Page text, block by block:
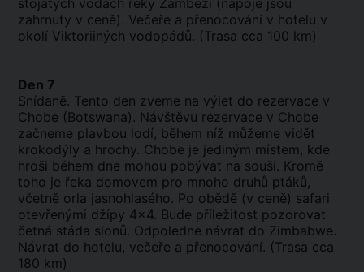
stojatých vodách řeky Zambezi (nápoje jsou
zahrnuty v ceně). Večeře a přenocování v hotelu v
okolí Viktoriiných vodopádů. (Trasa cca 100 km)
Den 7
Snídaně. Tento den zveme na výlet do rezervace v
Chobe (Botswana). Návštěvu rezervace v Chobe
začneme plavbou lodí, během níž můžeme vidět
krokodýly a hrochy. Chobe je jediným místem, kde
hroši během dne mohou pobývat na souši. Kromě
toho je řeka domovem pro mnoho druhů ptáků,
včetně orla jasnohlasého. Po obědě (v ceně) safari
otevřenými džípy 4x4. Bude příležitost pozorovat
četná stáda slonů. Odpoledne návrat do Zimbabwe.
Návrat do hotelu, večeře a přenocování. (Trasa cca
180 km)